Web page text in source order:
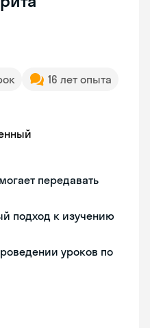
16 лет опыта
передавать
подход к изучению
уроков по